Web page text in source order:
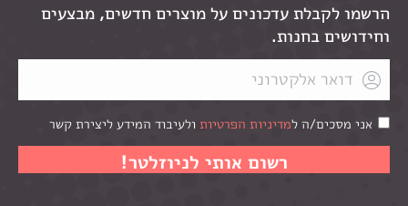
הרשמו לקבלת עדכונים על מוצרים חדשים, מבצעים
וחידושים בחנות.
אני מסכים/ה למדיניות הפרטיות ולעיבוד המידע ליצירת קשר